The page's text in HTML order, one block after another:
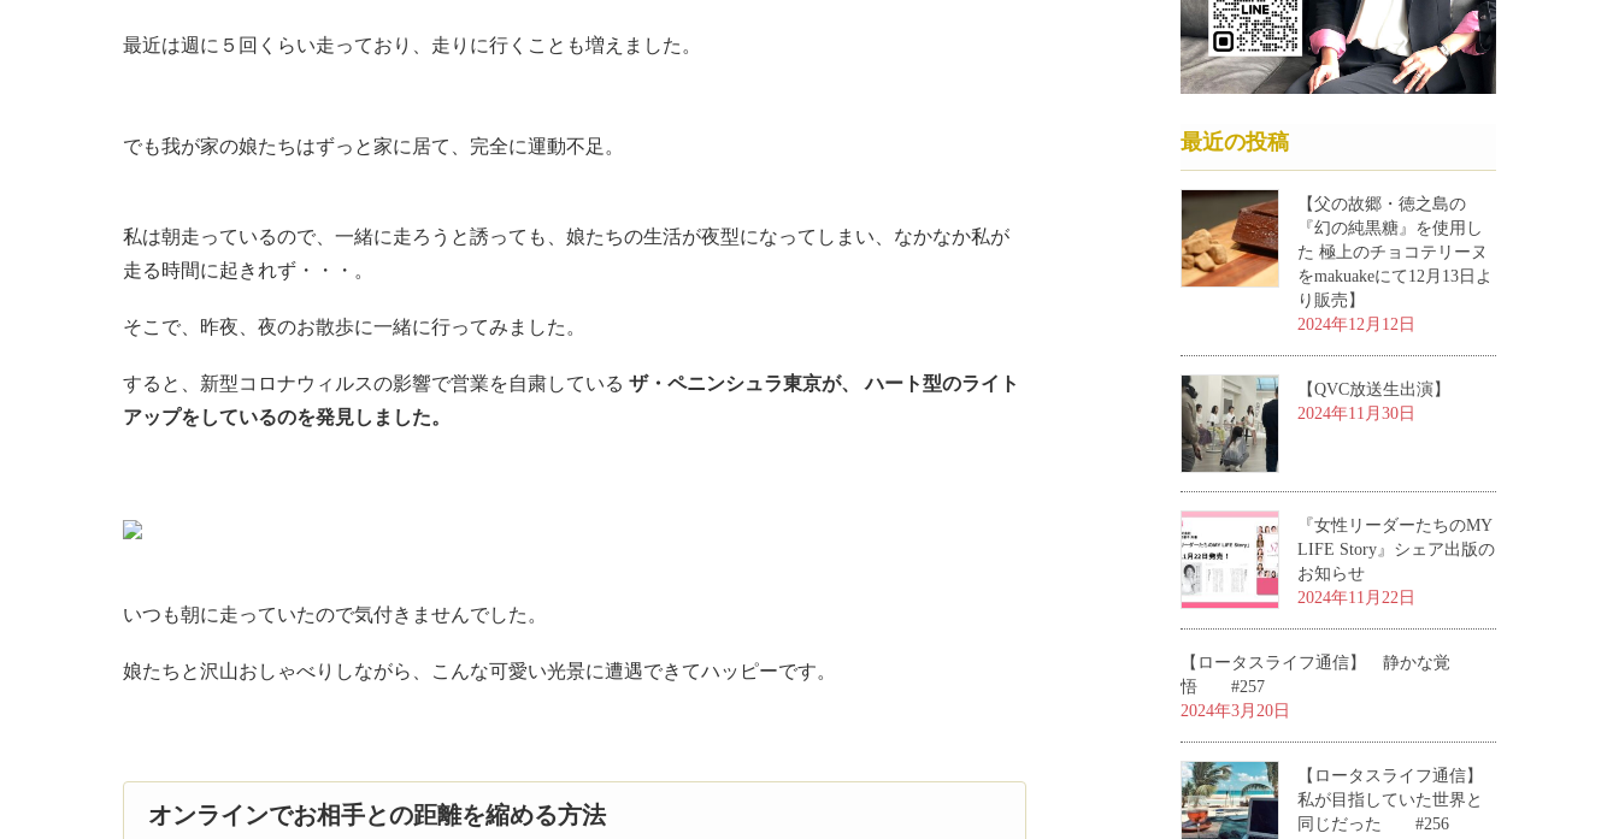
最近は週に５回くらい走っており、走りに行くことも増えました。
でも我が家の娘たちはずっと家に居て、完全に運動不足。
私は朝走っているので、一緒に走ろうと誘っても、娘たちの生活が夜型になってしまい、なかなか私が
走る時間に起きれず・・・。
そこで、昨夜、夜のお散歩に一緒に行ってみました。
すると、新型コロナウィルスの影響で営業を自粛している ザ・ペニンシュラ東京が、 ハート型のライト
アップをしているのを発見しました。
いつも朝に走っていたので気付きませんでした。
娘たちと沢山おしゃべりしながら、こんな可愛い光景に遭遇できてハッピーです。
オンラインでお相手との距離を縮める方法
最近の投稿
【父の故郷・徳之島の
『幻の純黒糖』を使用し
た 極上のチョコテリーヌ
をmakuakeにて12月13日よ
り販売】
2024年12月12日
【QVC放送生出演】
2024年11月30日
『女性リーダーたちのMY
LIFE Story』シェア出版の
お知らせ
2024年11月22日
【ロータスライフ通信】 静かな覚
悟 #257
2024年3月20日
【ロータスライフ通信】
私が目指していた世界と
同じだった #256